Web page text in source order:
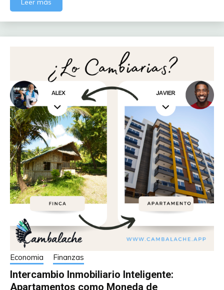
Leer más
Economia Finanzas
Intercambio Inmobiliario Inteligente:
Apartamentos como Moneda de